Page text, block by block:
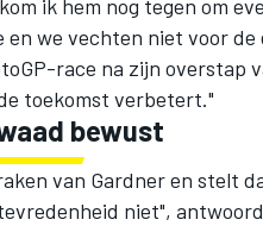
ik hem nog tegen om
we vechten niet voor
race na zijn overstap
toekomst verbetert."
bewust
van Gardner en stelt
niet",